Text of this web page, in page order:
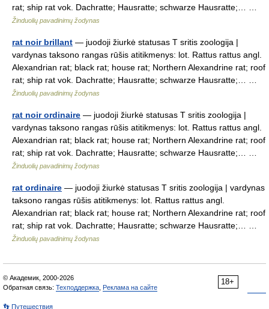
rat; ship rat vok. Dachratte; Hausratte; schwarze Hausratte;… …
Žinduolių pavadinimų žodynas
rat noir brillant — juodoji žiurkė statusas T sritis zoologija |
vardynas taksono rangas rūšis atitikmenys: lot. Rattus rattus angl.
Alexandrian rat; black rat; house rat; Northern Alexandrine rat; roof
rat; ship rat vok. Dachratte; Hausratte; schwarze Hausratte;… …
Žinduolių pavadinimų žodynas
rat noir ordinaire — juodoji žiurkė statusas T sritis zoologija |
vardynas taksono rangas rūšis atitikmenys: lot. Rattus rattus angl.
Alexandrian rat; black rat; house rat; Northern Alexandrine rat; roof
rat; ship rat vok. Dachratte; Hausratte; schwarze Hausratte;… …
Žinduolių pavadinimų žodynas
rat ordinaire — juodoji žiurkė statusas T sritis zoologija | vardynas
taksono rangas rūšis atitikmenys: lot. Rattus rattus angl.
Alexandrian rat; black rat; house rat; Northern Alexandrine rat; roof
rat; ship rat vok. Dachratte; Hausratte; schwarze Hausratte;… …
Žinduolių pavadinimų žodynas
18+
© Академик, 2000-2026
Обратная связь: Техподдержка Реклама на сайте
👣 Путешествия